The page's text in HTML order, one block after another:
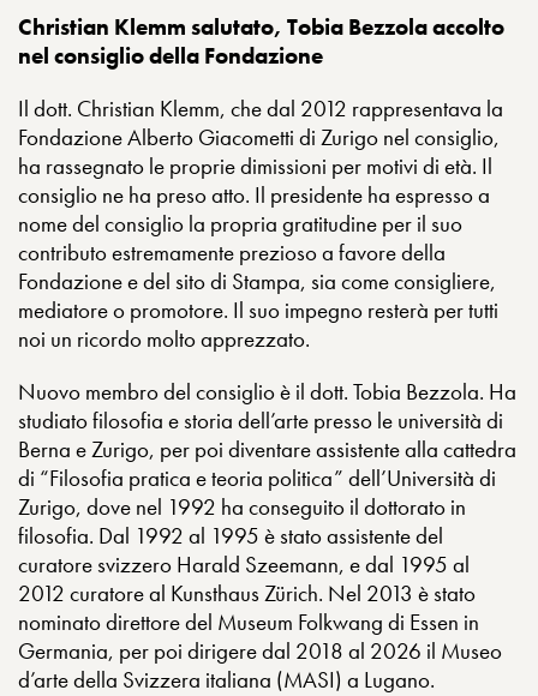
Christian Klemm salutato, Tobia Bezzola accolto
nel consiglio della Fondazione
Il dott. Christian Klemm, che dal 2012 rappresentava la
Fondazione Alberto Giacometti di Zurigo nel consiglio,
ha rassegnato le proprie dimissioni per motivi di età. Il
consiglio ne ha preso atto. Il presidente ha espresso a
nome del consiglio la propria gratitudine per il suo
contributo estremamente prezioso a favore della
Fondazione e del sito di Stampa, sia come consigliere,
mediatore o promotore. Il suo impegno resterà per tutti
noi un ricordo molto apprezzato.
Nuovo membro del consiglio è il dott. Tobia Bezzola. Ha
studiato filosofia e storia dell’arte presso le università di
Berna e Zurigo, per poi diventare assistente alla cattedra
di “Filosofia pratica e teoria politica” dell’Università di
Zurigo, dove nel 1992 ha conseguito il dottorato in
filosofia. Dal 1992 al 1995 è stato assistente del
curatore svizzero Harald Szeemann, e dal 1995 al
2012 curatore al Kunsthaus Zürich. Nel 2013 è stato
nominato direttore del Museum Folkwang di Essen in
Germania, per poi dirigere dal 2018 al 2026 il Museo
d’arte della Svizzera italiana (MASI) a Lugano.